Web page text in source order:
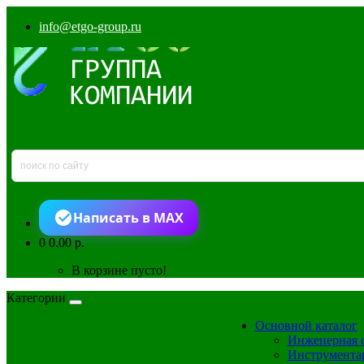
info@etgo-group.ru
Написать в MAX
00.00 р.
В корзине пусто!
Категории
Основной каталог
Инженерная